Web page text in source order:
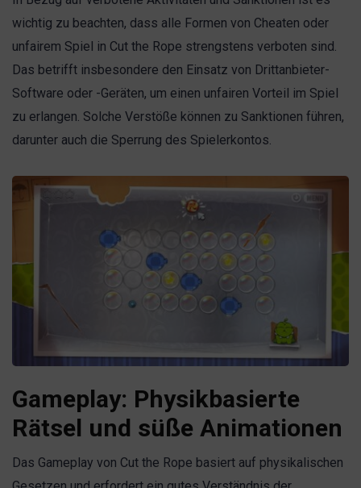
wichtig zu beachten, dass alle Formen von Cheaten oder
unfairem Spiel in Cut the Rope strengstens verboten sind.
Das betrifft insbesondere den Einsatz von Drittanbieter-
Software oder -Geräten, um einen unfairen Vorteil im Spiel
zu erlangen. Solche Verstöße können zu Sanktionen führen,
darunter auch die Sperrung des Spielerkontos.
Gameplay: Physikbasierte
Rätsel und süße Animationen
Das Gameplay von Cut the Rope basiert auf physikalischen